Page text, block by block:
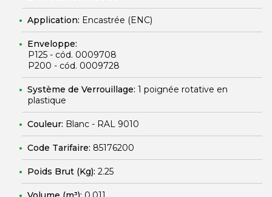
Application: Encastrée (ENC)
Enveloppe:
P125 - cód. 0009708
P200 - cód. 0009728
Système de Verrouillage: 1 poignée rotative en
plastique
Couleur: Blanc - RAL 9010
Code Tarifaire: 85176200
Poids Brut (Kg): 2.25